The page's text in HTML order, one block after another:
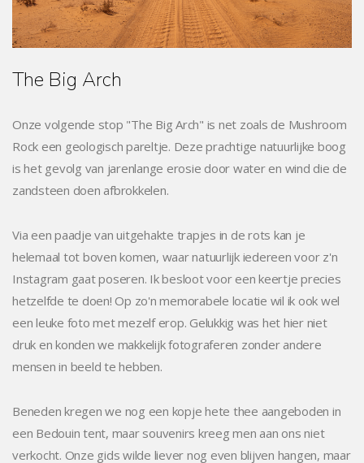
The Big Arch
Onze volgende stop "The Big Arch" is net zoals de Mushroom
Rock een geologisch pareltje. Deze prachtige natuurlijke boog
is het gevolg van jarenlange erosie door water en wind die de
zandsteen doen afbrokkelen.
Via een paadje van uitgehakte trapjes in de rots kan je
helemaal tot boven komen, waar natuurlijk iedereen voor z'n
Instagram gaat poseren. Ik besloot voor een keertje precies
hetzelfde te doen! Op zo'n memorabele locatie wil ik ook wel
een leuke foto met mezelf erop. Gelukkig was het hier niet
druk en konden we makkelijk fotograferen zonder andere
mensen in beeld te hebben.
Beneden kregen we nog een kopje hete thee aangeboden in
een Bedouin tent, maar souvenirs kreeg men aan ons niet
verkocht. Onze gids wilde liever nog even blijven hangen, maar